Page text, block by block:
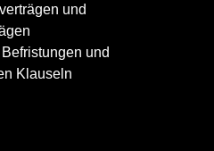
und
und
Klauseln